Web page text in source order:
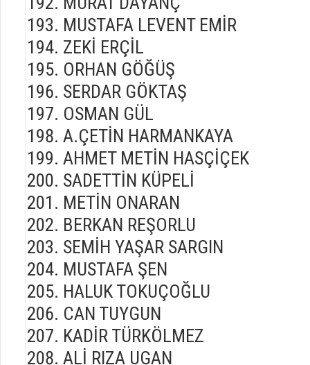
MUSTAFA LEVENT EMİR
ZEKİ ERÇİL
ORHAN GÖĞÜŞ
SERDAR GÖKTAŞ
OSMAN GÜL
A.ÇETİN HARMANKAYA
AHMET METİN HASÇİÇEK
SADETTİN KÜPELİ
METİN ONARAN
BERKAN REŞORLU
SEMİH YAŞAR SARGIN
MUSTAFA ŞEN
HALUK TOKUÇOĞLU
CAN TUYGUN
KADİR TÜRKÖLMEZ
ALİ RIZA UGAN